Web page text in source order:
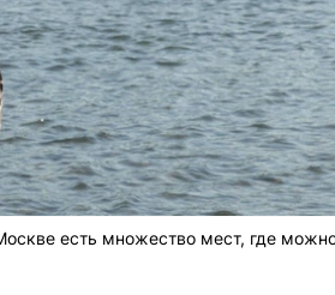
есть множество мест, где